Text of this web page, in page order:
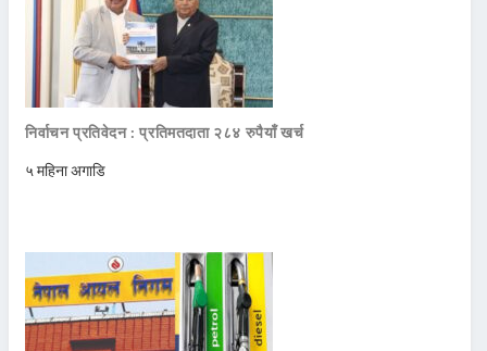
निर्वाचन प्रतिवेदन : प्रतिमतदाता २८४ रुपैयाँ खर्च
५ महिना अगाडि